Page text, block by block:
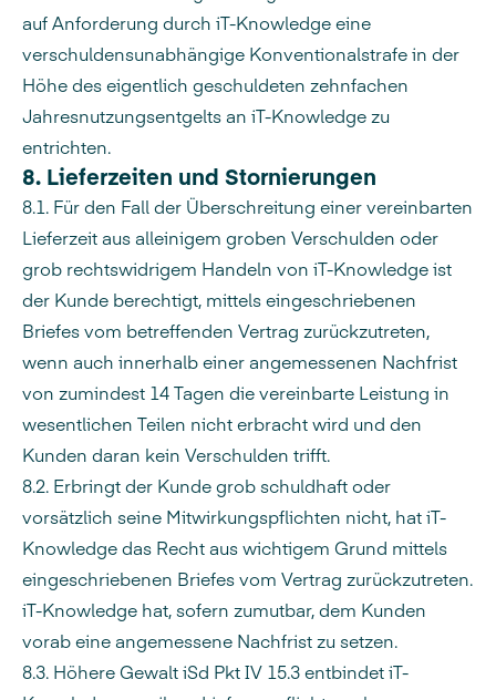
auf Anforderung durch iT-Knowledge eine
verschuldensunabhängige Konventionalstrafe in der
Höhe des eigentlich geschuldeten zehnfachen
Jahresnutzungsentgelts an iT-Knowledge zu
entrichten.
8. Lieferzeiten und Stornierungen
8.1. Für den Fall der Überschreitung einer vereinbarten
Lieferzeit aus alleinigem groben Verschulden oder
grob rechtswidrigem Handeln von iT-Knowledge ist
der Kunde berechtigt, mittels eingeschriebenen
Briefes vom betreffenden Vertrag zurückzutreten,
wenn auch innerhalb einer angemessenen Nachfrist
von zumindest 14 Tagen die vereinbarte Leistung in
wesentlichen Teilen nicht erbracht wird und den
Kunden daran kein Verschulden trifft.
8.2. Erbringt der Kunde grob schuldhaft oder
vorsätzlich seine Mitwirkungspflichten nicht, hat iT-
Knowledge das Recht aus wichtigem Grund mittels
eingeschriebenen Briefes vom Vertrag zurückzutreten.
iT-Knowledge hat, sofern zumutbar, dem Kunden
vorab eine angemessene Nachfrist zu setzen.
8.3. Höhere Gewalt iSd Pkt IV 15.3 entbindet iT-